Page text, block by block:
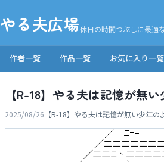
やる夫広場休日の時間つぶしに最適
作者一覧 作品一覧 お気に入り一覧
【R-18】やる夫は記憶が無
2025/08/26 【R-18】やる夫は記憶が無い少年の